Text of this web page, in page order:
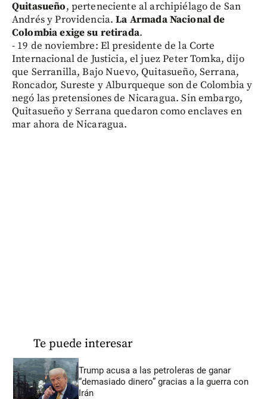
Quitasueño, perteneciente al archipiélago de San
Andrés y Providencia.La Armada Nacional de
Colombia exige su retirada.
- 19 de noviembre: El presidente de la Corte
Internacional de Justicia, el juez Peter Tomka, dijo
que Serranilla, Bajo Nuevo, Quitasueño, Serrana,
Roncador, Sureste y Alburqueque son de Colombia y
negó las pretensiones de Nicaragua. Sin embargo,
Quitasueño y Serrana quedaron como enclaves en
mar ahora de Nicaragua.
Te puede interesar
Trump acusa a las petroleras de ganar
“demasiado dinero” gracias a la guerra con
Irán